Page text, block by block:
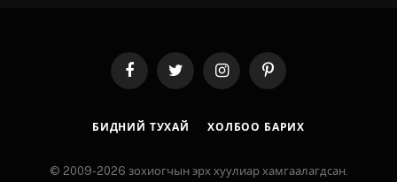
FacebookTwitter InstagramPinterest
БИДНИЙ ТУХАЙ ХОЛБОО БАРИХ
© 2009-2026 зохиогчын эрх хуулиар хамгаалагдсан.